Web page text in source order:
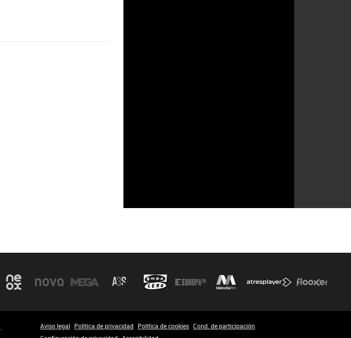
Aviso legal Política de privacidad Política de cookies Cond. de participación